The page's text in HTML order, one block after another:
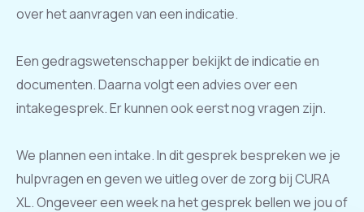
over het aanvragen van een indicatie.
Een gedragswetenschapper bekijkt de indicatie en
documenten. Daarna volgt een advies over een
intakegesprek. Er kunnen ook eerst nog vragen zijn.
We plannen een intake. In dit gesprek bespreken we je
hulpvragen en geven we uitleg over de zorg bij CURA
XL. Ongeveer een week na het gesprek bellen we jou of